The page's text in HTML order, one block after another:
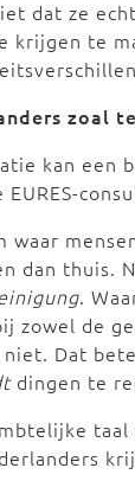
dat ze
krijgen te
zoal
kan
waar
dan thuis.
.
zowel de
niet. Dat
dingen te